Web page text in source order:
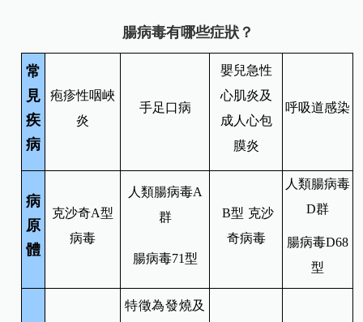
腸病毒有哪些症狀？
常
見
疾
病
疱疹性咽峽
炎
手足口病
嬰兒急性
心肌炎及
成人心包
膜炎
呼吸道感染
病
原
體
克沙奇A型
病毒
人類腸病毒A
群
腸病毒71型
B型 克沙
奇病毒
人類腸病毒
D群
腸病毒D68
型
特徵為發燒及